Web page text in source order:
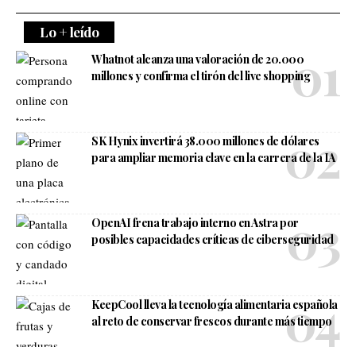
Lo + leído
Whatnot alcanza una valoración de 20.000
millones y confirma el tirón del live shopping
SK Hynix invertirá 38.000 millones de dólares
para ampliar memoria clave en la carrera de la IA
OpenAI frena trabajo interno en Astra por
posibles capacidades críticas de ciberseguridad
KeepCool lleva la tecnología alimentaria española
al reto de conservar frescos durante más tiempo